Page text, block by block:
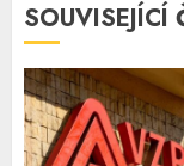
SOUVISEJÍCÍ